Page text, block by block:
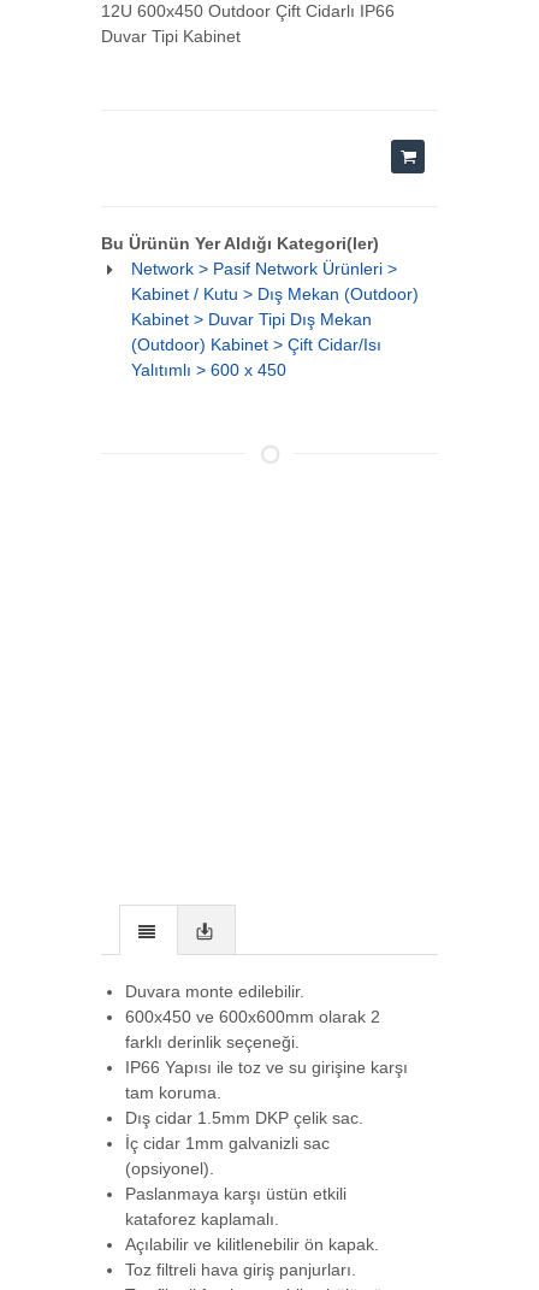
12U 600x450 Outdoor Çift Cidarlı IP66
Duvar Tipi Kabinet
Bu Ürünün Yer Aldığı Kategori(ler)
Network > Pasif Network Ürünleri >
Kabinet / Kutu > Dış Mekan (Outdoor)
Kabinet > Duvar Tipi Dış Mekan
(Outdoor) Kabinet > Çift Cidar/Isı
Yalıtımlı > 600 x 450
Duvara monte edilebilir.
600x450 ve 600x600mm olarak 2
farklı derinlik seçeneği.
IP66 Yapısı ile toz ve su girişine karşı
tam koruma.
Dış cidar 1.5mm DKP çelik sac.
İç cidar 1mm galvanizli sac
(opsiyonel).
Paslanmaya karşı üstün etkili
kataforez kaplamalı.
Açılabilir ve kilitlenebilir ön kapak.
Toz filtreli hava giriş panjurları.